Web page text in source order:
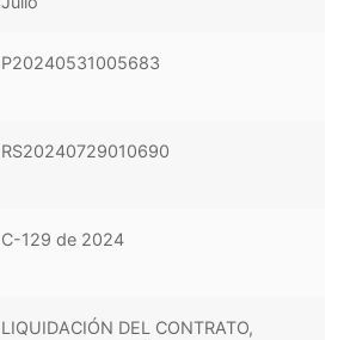
P20240531005683
RS20240729010690
C-129 de 2024
LIQUIDACIÓN DEL CONTRATO,